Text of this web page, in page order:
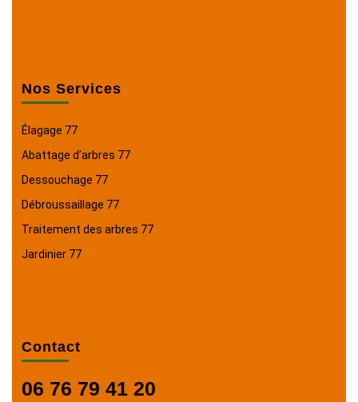
Nos Services
Élagage 77
Abattage d’arbres 77
Dessouchage 77
Débroussaillage 77
Traitement des arbres 77
Jardinier 77
Contact
06 76 79 41 20